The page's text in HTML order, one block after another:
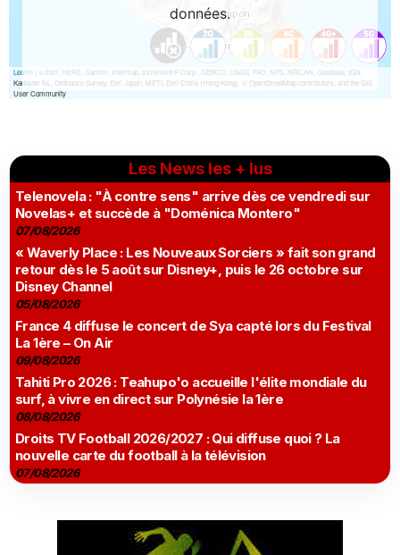
Les News les + lus
Telenovela : "À contre sens" arrive dès ce vendredi sur
Novelas+ et succède à "Doménica Montero"
07/08/2026
« Waverly Place : Les Nouveaux Sorciers » fait son grand
retour dès le 5 août sur Disney+, puis le 26 octobre sur
Disney Channel
05/08/2026
France 4 diffuse le concert de Sya capté lors du Festival
La 1ère – On Air
09/08/2026
Tahiti Pro 2026 : Teahupo'o accueille l'élite mondiale du
surf, à vivre en direct sur Polynésie la 1ère
08/08/2026
Droits TV Football 2026/2027 : Qui diffuse quoi ? La
nouvelle carte du football à la télévision
07/08/2026